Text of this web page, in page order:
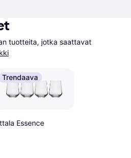
tuotteita, jotka saattavat
Trendaava
Essence